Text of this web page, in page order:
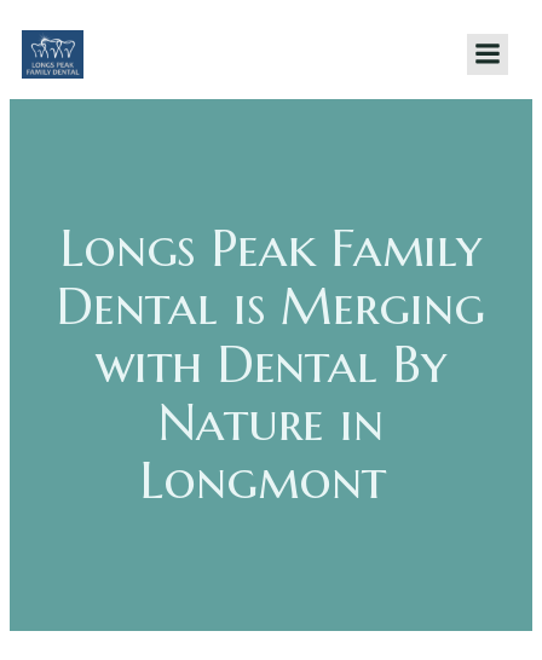
Skip
content
Longs Peak Family
Dental is Merging
with Dental By
Nature in
Longmont